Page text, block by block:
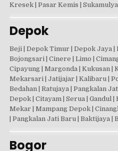
Kresek | Pasar Kemis |
Depok
Beji | Depok Timur | Depok Jaya |
Bojongsari | Cinere | Limo |
Cipayung | Margonda | Kukusan |
Mekarsari | Jatijajar | Kalibaru |
Bedahan | Ratujaya | Pangkalan
Depok | Citayam | Serua | Gandul
Mekar | Mampang Depok |
| Pangkalan Jati Baru | Baktijaya |
Bogor